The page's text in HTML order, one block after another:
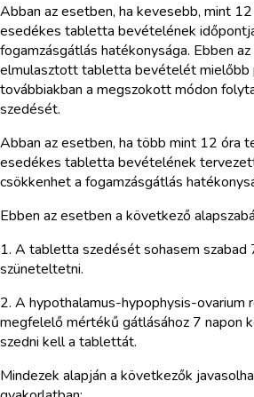
Abban az esetben, ha kevesebb, mint
esedékes tabletta bevételének
fogamzásgátlás hatékonysága. Ebben
elmulasztott tabletta bevételét mielőbb
továbbiakban a megszokott módon
szedését.
Abban az esetben, ha több mint 12 óra
esedékes tabletta bevételének
csökkenhet a fogamzásgátlás
Ebben az esetben a következő
1. A tabletta szedését sohasem szabad
szüneteltetni.
2. A hypothalamus-hypophysis-ovarium
megfelelő mértékű gátlásához 7 napon
szedni kell a tablettát.
Mindezek alapján a következők